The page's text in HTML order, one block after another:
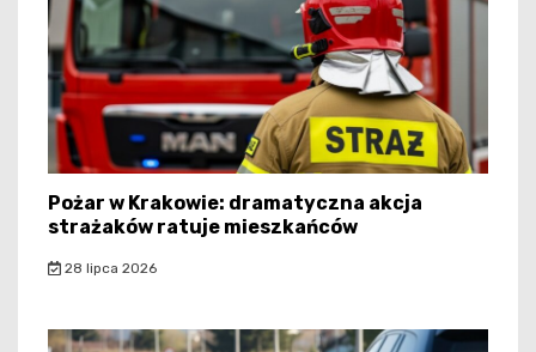
Pożar w Krakowie: dramatyczna akcja
strażaków ratuje mieszkańców
28 lipca 2026